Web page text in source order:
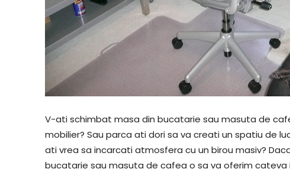
V-ati schimbat masa din bucatarie sau masuta de
mobilier? Sau parca ati dori sa va creati un spatiu de
ati vrea sa incarcati atmosfera cu un birou masiv?
bucatarie sau masuta de cafea o sa va oferim cateva